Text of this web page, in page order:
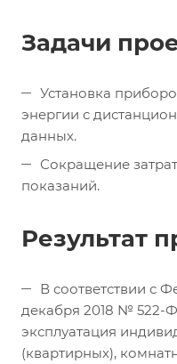
Задачи
Установка
энергии с
данных.
Сокращение
показаний.
Результат
В соответствии с
декабря 2018 № 522-
эксплуатация
(квартирных),